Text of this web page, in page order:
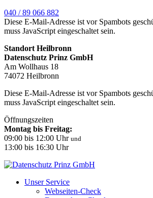
040 / 89 066 882
Diese E-Mail-Adresse ist vor Spambots
muss JavaScript eingeschaltet sein.
Standort Heilbronn
Datenschutz Prinz GmbH
Am Wollhaus 18
74072 Heilbronn
Diese E-Mail-Adresse ist vor Spambots
muss JavaScript eingeschaltet sein.
Öffnungszeiten
Montag bis Freitag:
09:00 bis 12:00 Uhr und
13:00 bis 16:30 Uhr
Unser Service
Webseiten-Check